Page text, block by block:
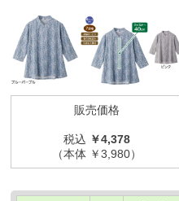
販売価格
税込 ￥4,378
（本体 ￥3,980）